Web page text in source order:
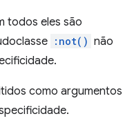
todos eles são
:not() não
como argumentos